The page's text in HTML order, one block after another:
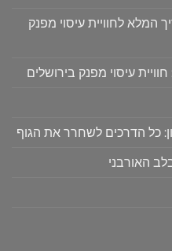
לחוויית עיסוי מפנק
עיסוי מפנק בירושלים
כל הדרכים לשחרר את הגוף
האורבני